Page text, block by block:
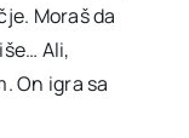
Moraš da
Ali,
On igra sa